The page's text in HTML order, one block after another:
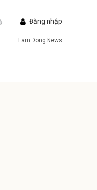
Đăng nhập
Lam Dong News